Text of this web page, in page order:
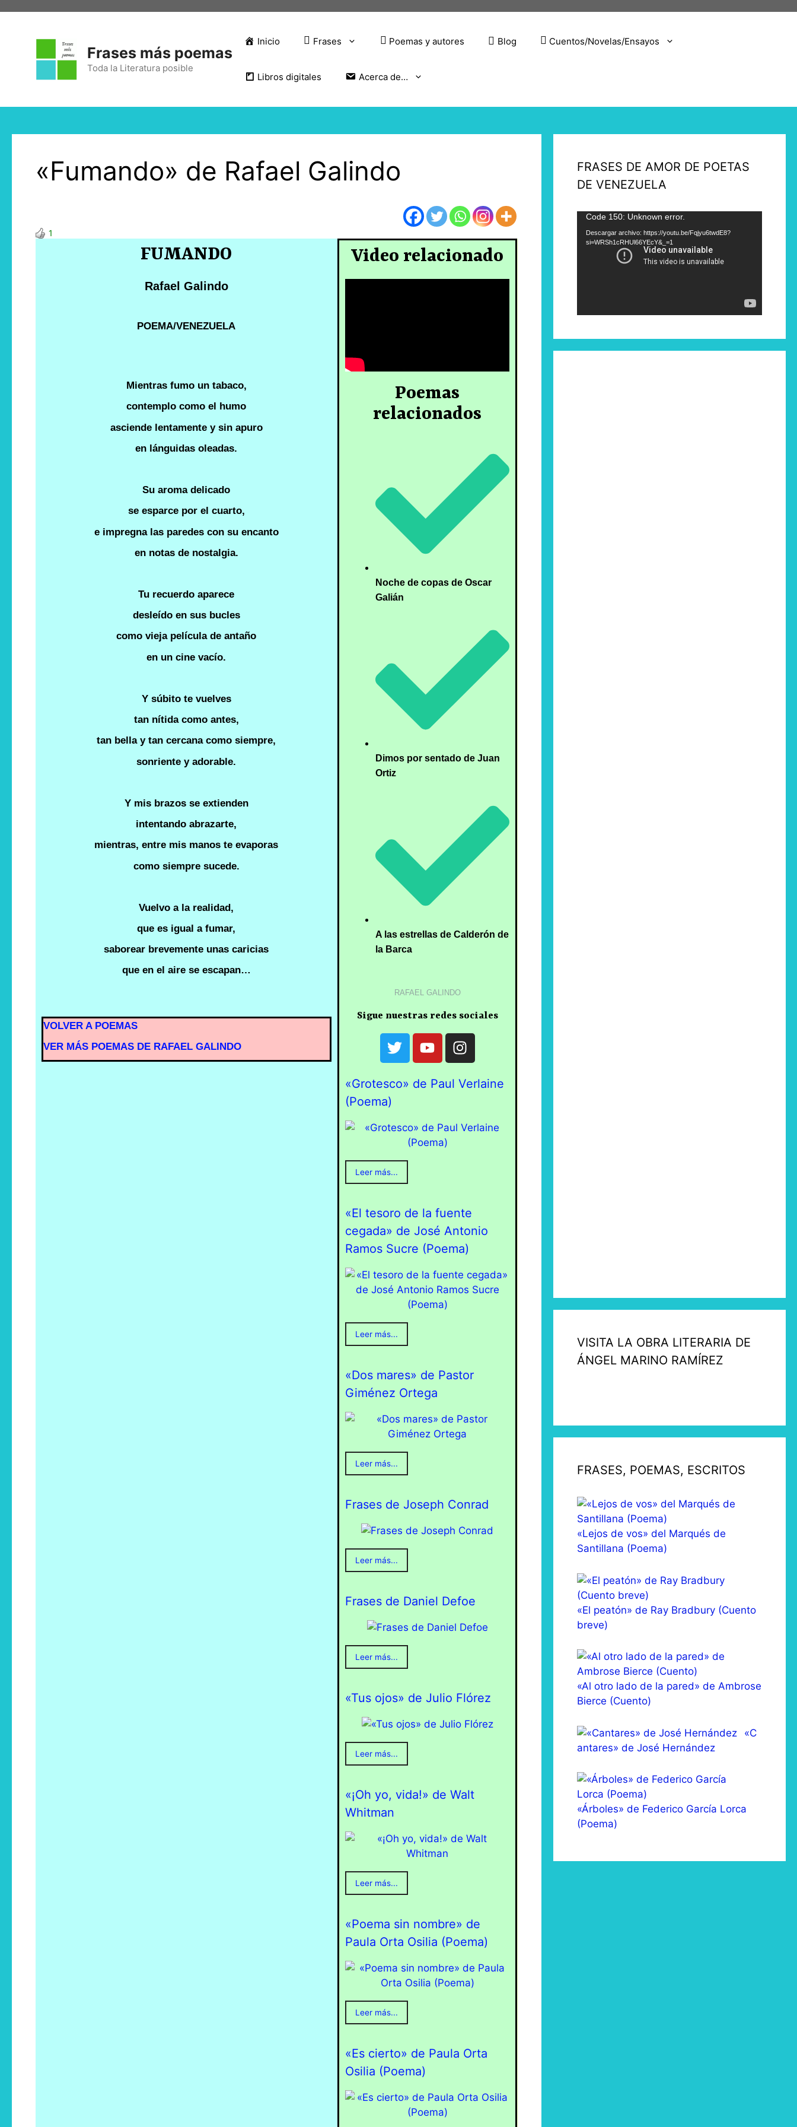
Frases más poemas
Toda la Literatura posible
Inicio Frases Poemas y autores Blog Cuentos/Novelas/Ensayos
Libros digitales Acerca de…
«Fumando» de Rafael Galindo
1
FUMANDO
Rafael Galindo
POEMA/VENEZUELA
Mientras fumo un tabaco,
contemplo como el humo
asciende lentamente y sin apuro
en lánguidas oleadas.
Su aroma delicado
se esparce por el cuarto,
e impregna las paredes con su encanto
en notas de nostalgia.
Tu recuerdo aparece
desleído en sus bucles
como vieja película de antaño
en un cine vacío.
Y súbito te vuelves
tan nítida como antes,
tan bella y tan cercana como siempre,
sonriente y adorable.
Y mis brazos se extienden
intentando abrazarte,
mientras, entre mis manos te evaporas
como siempre sucede.
Vuelvo a la realidad,
que es igual a fumar,
saborear brevemente unas caricias
que en el aire se escapan…
VOLVER A POEMAS
VER MÁS POEMAS DE RAFAEL GALINDO
Video relacionado
Poemas
relacionados
Noche de copas de Oscar
Galián
Dimos por sentado de Juan
Ortiz
A las estrellas de Calderón de
la Barca
RAFAEL GALINDO
Sigue nuestras redes sociales
«Grotesco» de Paul Verlaine
(Poema)
Leer más...
«El tesoro de la fuente
cegada» de José Antonio
Ramos Sucre (Poema)
Leer más...
«Dos mares» de Pastor
Giménez Ortega
Leer más...
Frases de Joseph Conrad
Leer más...
Frases de Daniel Defoe
Leer más...
«Tus ojos» de Julio Flórez
Leer más...
«¡Oh yo, vida!» de Walt
Whitman
Leer más...
«Poema sin nombre» de
Paula Orta Osilia (Poema)
Leer más...
«Es cierto» de Paula Orta
Osilia (Poema)
FRASES DE AMOR DE POETAS
DE VENEZUELA
Reproductor
de
vídeo
Code 150: Unknown error.
Descargar archivo: https://youtu.be/Fqjyu6twdE8?
si=WRSh1cRHUl66YEcY&_=1
VISITA LA OBRA LITERARIA DE
ÁNGEL MARINO RAMÍREZ
FRASES, POEMAS, ESCRITOS
«Lejos de vos» del Marqués de
Santillana (Poema)
«El peatón» de Ray Bradbury (Cuento
breve)
«Al otro lado de la pared» de Ambrose
Bierce (Cuento)
«C
antares» de José Hernández
«Árboles» de Federico García Lorca
(Poema)